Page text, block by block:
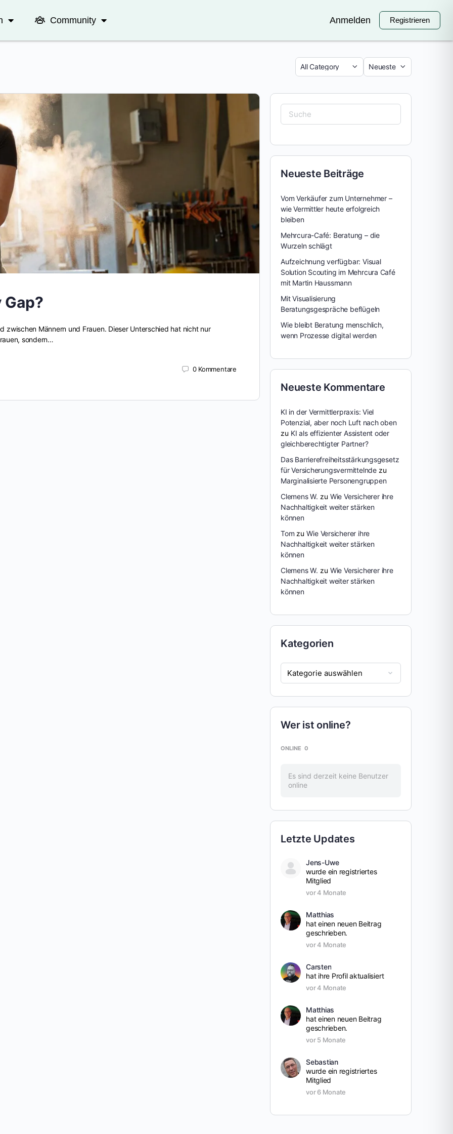
Community Anmelden Registrieren
Gap?
zwischen Männern und Frauen. Dieser Unterschied hat nicht nur
sondern…
0 Kommentare
Neueste Beiträge
Vom Verkäufer zum Unternehmer –
wie Vermittler heute erfolgreich
bleiben
Mehrcura-Café: Beratung – die
Wurzeln schlägt
Aufzeichnung verfügbar: Visual
Solution Scouting im Mehrcura Café
mit Martin Haussmann
Mit Visualisierung
Beratungsgespräche beflügeln
Wie bleibt Beratung menschlich,
wenn Prozesse digital werden
Neueste Kommentare
KI in der Vermittlerpraxis: Viel
Potenzial, aber noch Luft nach oben
zu KI als effizienter Assistent oder
gleichberechtigter Partner?
Das Barrierefreiheitsstärkungsgesetz
für Versicherungsvermittelndezu
Marginalisierte Personengruppen
Clemens W. zu Wie Versicherer ihre
Nachhaltigkeit weiter stärken
können
Tom zuWie Versicherer ihre
Nachhaltigkeit weiter stärken
können
Clemens W. zu Wie Versicherer ihre
Nachhaltigkeit weiter stärken
können
Kategorien
Wer ist online?
ONLINE 0
Es sind derzeit keine Benutzer
online
Letzte Updates
Jens-Uwe
wurde ein registriertes
Mitglied
vor 4 Monate
Matthias
hat einen neuen Beitrag
geschrieben.
vor 4 Monate
Carsten
hat ihre Profil aktualisiert
vor 4 Monate
Matthias
hat einen neuen Beitrag
geschrieben.
vor 5 Monate
Sebastian
wurde ein registriertes
Mitglied
vor 6 Monate